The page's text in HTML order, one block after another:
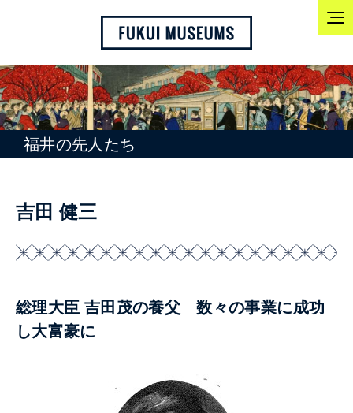
福井の先人たち
吉田 健三
総理大臣 吉田茂の養父 数々の事業に成功
し大富豪に